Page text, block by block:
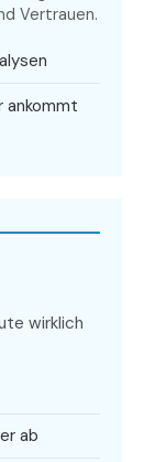
Vertrauen.
ankommt
wirklich
ab